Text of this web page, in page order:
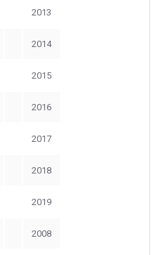
2013
2014
2015
2016
2017
2018
2019
2008